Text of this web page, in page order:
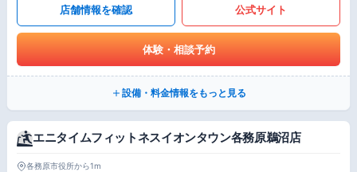
店舗情報を確認 公式サイト
体験・相談予約
設備・料金情報をもっと見る
エニタイムフィットネスイオンタウン各務原鵜沼店
各務原市役所から1m